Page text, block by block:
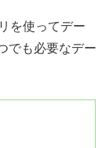
を使ってデー
でも必要なデー